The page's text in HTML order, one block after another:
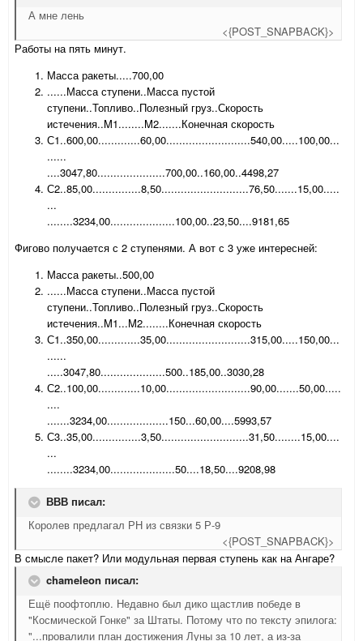
А мне лень
<{POST_SNAPBACK}>
Работы на пять минут.
Масса ракеты.....700,00
......Масса ступени..Масса пустой
ступени..Топливо..Полезный груз..Скорость
истечения..M1........M2.......Конечная скорость
С1..600,00.............60,00..........................540,00.....100,00...
......
....3047,80.....................700,00..160,00..4498,27
С2..85,00...............8,50...........................76,50.......15,00.....
...
........3234,00....................100,00..23,50....9181,65
Фигово получается с 2 ступенями. А вот с 3 уже интересней:
Масса ракеты..500,00
......Масса ступени..Масса пустой
ступени..Топливо..Полезный груз..Скорость
истечения..M1...M2........Конечная скорость
С1..350,00.............35,00..........................315,00.....150,00...
......
.....3047,80....................500..185,00..3030,28
С2..100,00.............10,00..........................90,00.......50,00.....
....
.......3234,00...................150...60,00....5993,57
С3..35,00...............3,50...........................31,50........15,00....
...
........3234,00....................50....18,50....9208,98
ВВВ писал:
Королев предлагал РН из связки 5 Р-9
<{POST_SNAPBACK}>
В смысле пакет? Или модульная первая ступень как на Ангаре?
chameleon писал:
Ещё поофтоплю. Недавно был дико щастлив победе в
"Космической Гонке" за Штаты. Потому что по тексту эпилога:
"...провалили план достижения Луны за 10 лет, а из-за